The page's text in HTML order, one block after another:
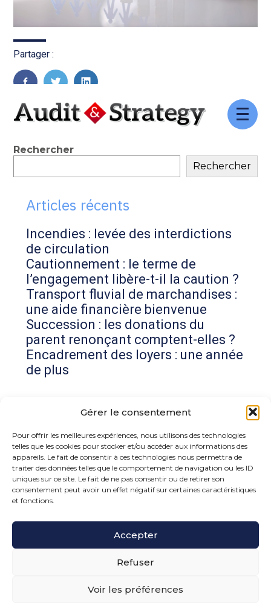
Gérer le consentement
Pour offrir les meilleures expériences, nous utilisons des technologies
telles que les cookies pour stocker et/ou accéder aux informations des
appareils. Le fait de consentir à ces technologies nous permettra de
traiter des données telles que le comportement de navigation ou les ID
uniques sur ce site. Le fait de ne pas consentir ou de retirer son
consentement peut avoir un effet négatif sur certaines caractéristiques
et fonctions.
Accepter
Refuser
Voir les préférences
Aller
Partager :
Blog
sidebar
Rechercher
Rechercher
Articles récents
Incendies : levée des interdictions
de circulation
Cautionnement : le terme de
l’engagement libère-t-il la caution ?
Transport fluvial de marchandises :
une aide financière bienvenue
Succession : les donations du
parent renonçant comptent-elles ?
Encadrement des loyers : une année
de plus
Commentaires récents
Aucun commentaire à afficher.
15 rue de la Bonne Rencontre – 77860 Quincy
Voisins
PLAN DU SITE